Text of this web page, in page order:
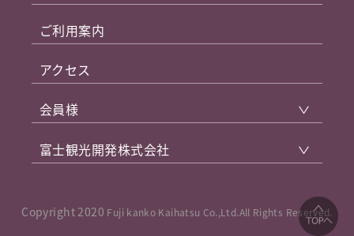
ご利用案内
アクセス
会員様
富士観光開発株式会社
Copyright 2020 Fuji kanko Kaihatsu Co.,Ltd.All Rights Reserved.